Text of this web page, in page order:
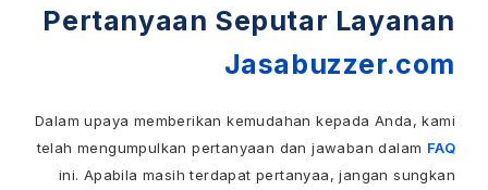
Pertanyaan Seputar Layanan
Jasabuzzer.com
Dalam upaya memberikan kemudahan kepada Anda, kami
telah mengumpulkan pertanyaan dan jawaban dalam FAQ
ini. Apabila masih terdapat pertanyaa, jangan sungkan